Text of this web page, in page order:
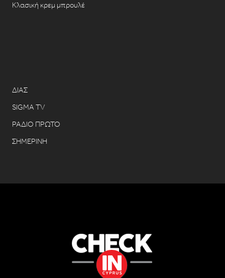
Κλασική κρεμ μπρουλέ
ΔΙΑΣ
SIGMA TV
ΡΑΔΙΟ ΠΡΩΤΟ
ΣΗΜΕΡΙΝΗ